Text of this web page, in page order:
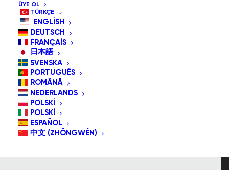
ÜYE OL
TÜRKÇE
ENGLISH
DEUTSCH
FRANÇAIS
日本語
SVENSKA
PORTUGUÊS
ROMÂNĂ
NEDERLANDS
POLSKI
POLSKI
ESPAÑOL
中文 (ZHŌNGWÉN)
Giriş yap
Hesabım
Para İade Garantisi
Bas
Kaydolmak
Dükkan
Site haritası
Abone ol
Destek
Video